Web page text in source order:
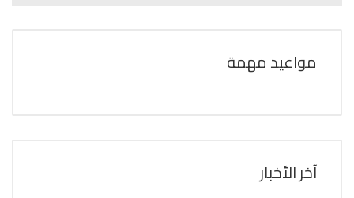
مواعيد مهمة
آخر الأخبار